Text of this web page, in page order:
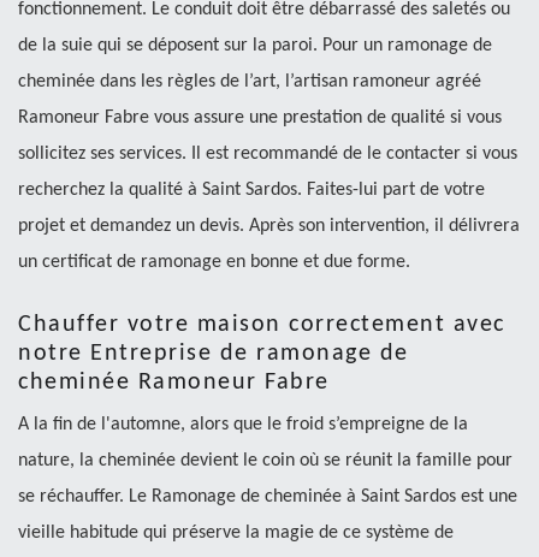
fonctionnement. Le conduit doit être débarrassé des saletés ou
de la suie qui se déposent sur la paroi. Pour un ramonage de
cheminée dans les règles de l’art, l’artisan ramoneur agréé
Ramoneur Fabre vous assure une prestation de qualité si vous
sollicitez ses services. Il est recommandé de le contacter si vous
recherchez la qualité à Saint Sardos. Faites-lui part de votre
projet et demandez un devis. Après son intervention, il délivrera
un certificat de ramonage en bonne et due forme.
Chauffer votre maison correctement avec
notre Entreprise de ramonage de
cheminée Ramoneur Fabre
A la fin de l'automne, alors que le froid s’empreigne de la
nature, la cheminée devient le coin où se réunit la famille pour
se réchauffer. Le Ramonage de cheminée à Saint Sardos est une
vieille habitude qui préserve la magie de ce système de